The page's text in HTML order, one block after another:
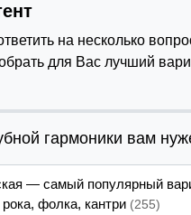
на несколько
для Вас лучший
гармоники вам
— самый популярный
фолка, кантри (255)